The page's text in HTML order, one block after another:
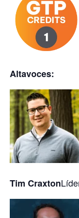
Altavoces:
Tim Craxton